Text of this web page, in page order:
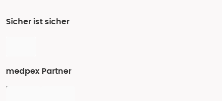
Sicher ist sicher
medpex Partner